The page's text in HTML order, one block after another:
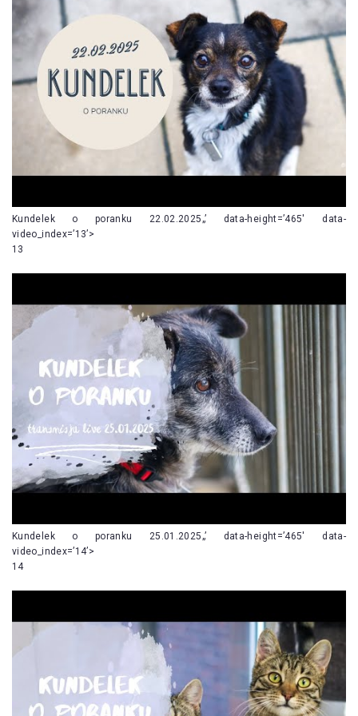
Kundelek o poranku 22.02.2025„’ data-height=’465′ data-
video_index=’13’>
13
Kundelek o poranku 25.01.2025„’ data-height=’465′ data-
video_index=’14’>
14